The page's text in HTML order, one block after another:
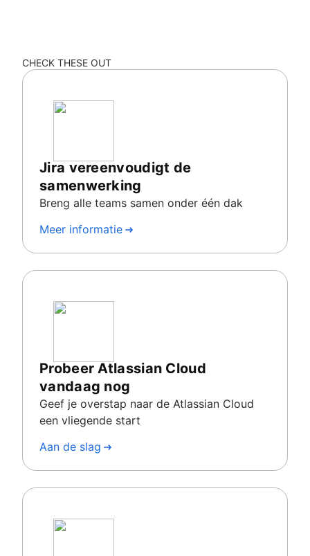
CHECK THESE OUT
Jira vereenvoudigt de
samenwerking
Breng alle teams samen onder één dak
Meer informatie
Probeer Atlassian Cloud
vandaag nog
Geef je overstap naar de Atlassian Cloud
een vliegende start
Aan de slag